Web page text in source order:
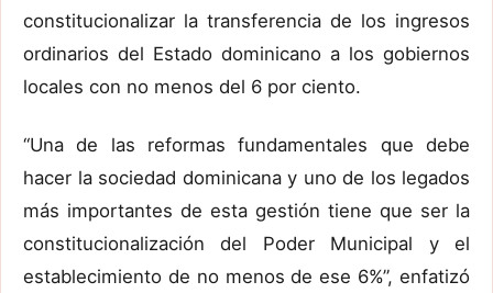
constitucionalizar la transferencia de los ingresos
ordinarios del Estado dominicano a los gobiernos
locales con no menos del 6 por ciento.
“Una de las reformas fundamentales que debe
hacer la sociedad dominicana y uno de los legados
más importantes de esta gestión tiene que ser la
constitucionalización del Poder Municipal y el
establecimiento de no menos de ese 6%”, enfatizó